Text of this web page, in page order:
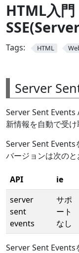
HTML入
Tags: HTML
Server
Server Sent Events
新情報を自動で受け
Server Sent Events
バージョンは次のと
API ie
server
sent
events
サポ
ート
なし
Server Sent Events